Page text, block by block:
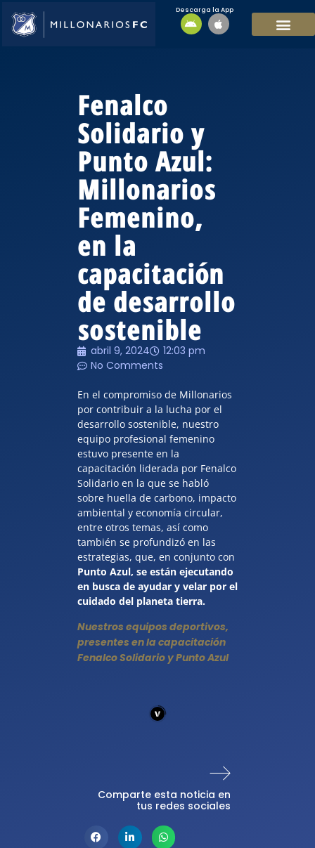
Descarga la App
Fenalco
Solidario y
Punto Azul:
Millonarios
Femenino,
en la
capacitación
de desarrollo
sostenible
abril 9, 2024
12:03 pm
No Comments
En el compromiso de Millonarios
por contribuir a la lucha por el
desarrollo sostenible, nuestro
equipo profesional femenino
estuvo presente en la
capacitación liderada por Fenalco
Solidario en la que se habló
sobre huella de carbono, impacto
ambiental y economía circular,
entre otros temas, así como
también se profundizó en las
estrategias, que, en conjunto con
Punto Azul, se están ejecutando
en busca de ayudar y velar por el
cuidado del planeta tierra.
Nuestros equipos deportivos,
presentes en la capacitación
Fenalco Solidario y Punto Azul
Comparte esta noticia en
tus redes sociales